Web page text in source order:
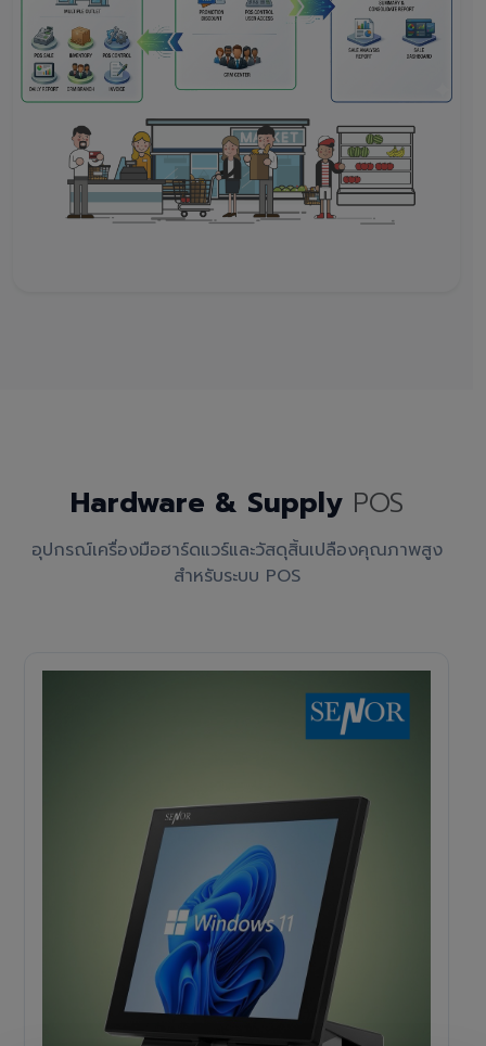
Hardware & Supply POS
อุปกรณ์เครื่องมือฮาร์ดแวร์และวัสดุสิ้นเปลืองคุณภาพสูง
สำหรับระบบ POS